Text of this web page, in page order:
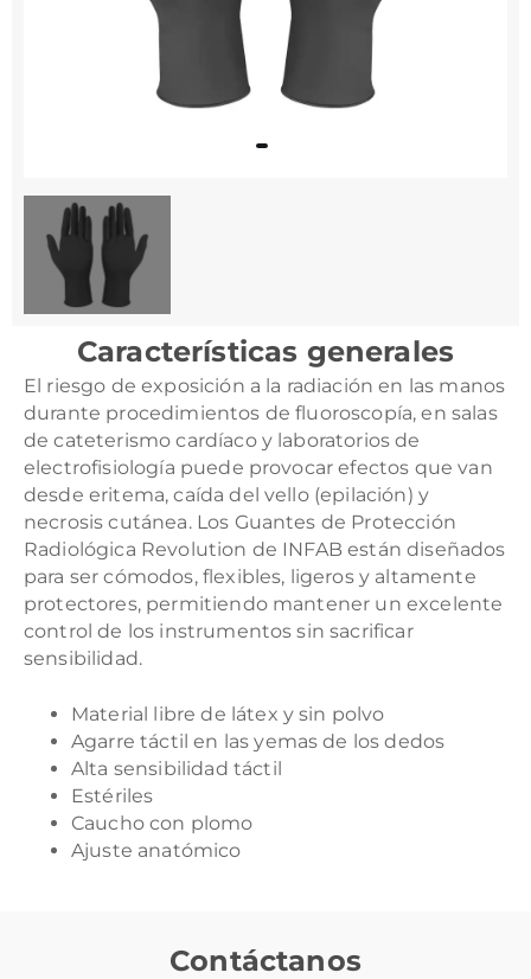
Características generales
El riesgo de exposición a la radiación en las manos
durante procedimientos de fluoroscopía, en salas
de cateterismo cardíaco y laboratorios de
electrofisiología puede provocar efectos que van
desde eritema, caída del vello (epilación) y
necrosis cutánea. Los Guantes de Protección
Radiológica Revolution de INFAB están diseñados
para ser cómodos, flexibles, ligeros y altamente
protectores, permitiendo mantener un excelente
control de los instrumentos sin sacrificar
sensibilidad.
Material libre de látex y sin polvo
Agarre táctil en las yemas de los dedos
Alta sensibilidad táctil
Estériles
Caucho con plomo
Ajuste anatómico
Contáctanos